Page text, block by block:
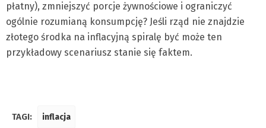
płatny), zmniejszyć porcje żywnościowe i ograniczyć
ogólnie rozumianą konsumpcję? Jeśli rząd nie znajdzie
złotego środka na inflacyjną spiralę być może ten
przykładowy scenariusz stanie się faktem.
TAGI: inflacja